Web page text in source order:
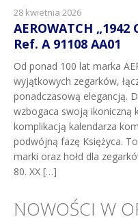
28 kwietnia 2026
AEROWATCH „1942
Ref. A 91108 AA01
Od ponad 100 lat marka
wyjątkowych zegarków,
ponadczasową elegancją.
wzbogaca swoją ikoniczną
komplikacją kalendarza
podwójną fazę Księżyca.
marki oraz hołd dla
80. XX […]
NOWOŚCI W